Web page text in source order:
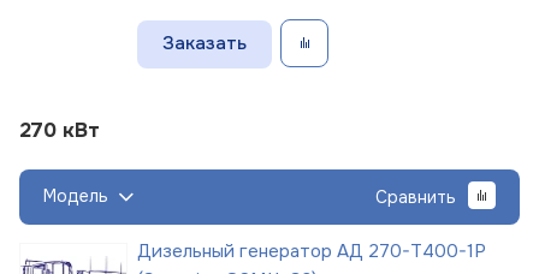
Заказать
270 кВт
Модель Сравнить
Дизельный генератор АД 270-Т400-1Р